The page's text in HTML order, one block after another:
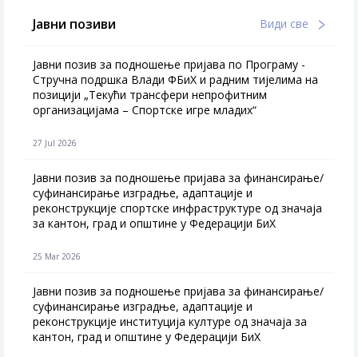
Јавни позиви Види све
Јавни позив за подношење пријава по Програму -
Стручна подршка Влади ФБиХ и радним тијелима на
позицији „Текући трансфери непрофитним
организацијама – Спортске игре младих“
27 Jul 2026
Jавни позив за подношење пријава за финансирање/
суфинансирање изградње, адаптације и
реконструкције спортске инфраструктуре од значаја
за кантон, град и општине у Федерацији БиХ
25 Mar 2026
Јавни позив за подношење пријава за финансирање/
суфинансирање изградње, адаптације и
реконструкције институција културе од значаја за
кантон, град и општине у Федерацији БиХ